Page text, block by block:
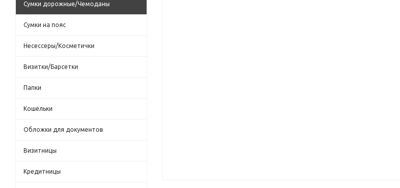
Сумки дорожные/Чемоданы
Сумки на пояс
Несессеры/Косметички
Визитки/Барсетки
Папки
Кошельки
Обложки для документов
Визитницы
Кредитницы